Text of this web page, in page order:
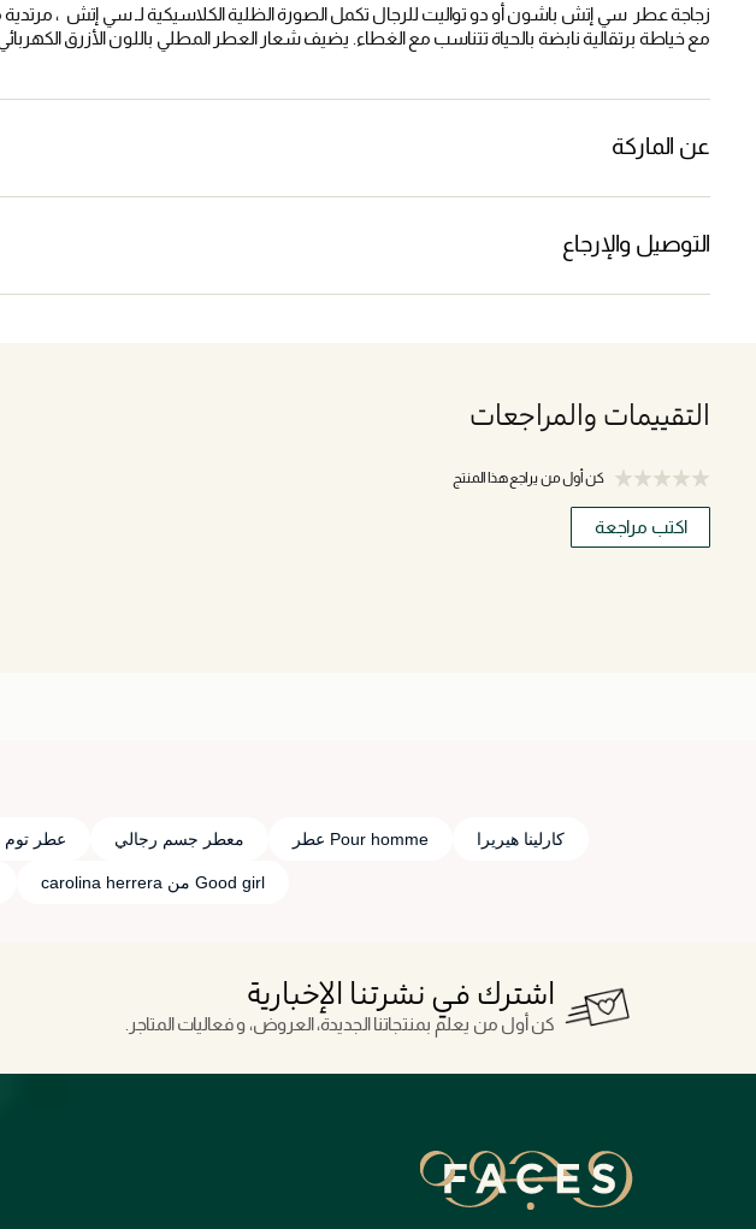
زجاجة عطر سي إتش باشون أو دو تواليت للرجال تكمل الصورة الظلية الكلاسيكية لـ سي إتش ، مرتدية
مع خياطة برتقالية نابضة بالحياة تتناسب مع الغطاء. يضيف شعار العطر المطلي باللون الأزرق
عن الماركة
التوصيل والإرجاع
التقييمات والمراجعات
كن أول من يراجع هذا المنتج
اكتب مراجعة
كارلينا هيريرا Pour homme عطر معطر جسم رجالي عطر توم
Good girl من carolina herrera
اشترك في نشرتنا الإخبارية
كن أول من يعلم بمنتجاتنا الجديدة، العروض، و فعاليات المتاجر.